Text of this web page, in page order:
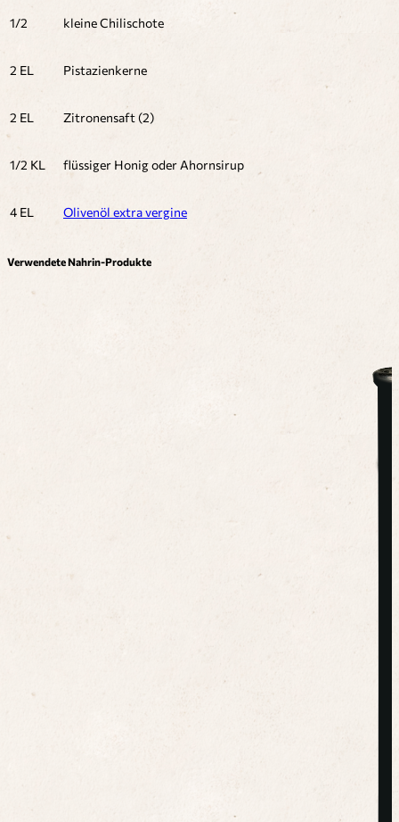
1/2 kleine Chilischote
2 EL Pistazienkerne
2 EL Zitronensaft (2)
1/2 KL flüssiger Honig oder Ahornsirup
4 EL Olivenöl extra vergine
Verwendete Nahrin-Produkte